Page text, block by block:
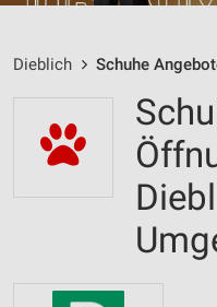
Dieblich Schuhe